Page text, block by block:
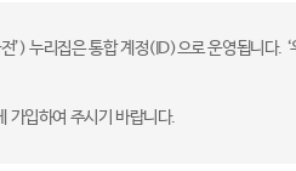
’) 누리집은 통합 계정(ID)으로 운영됩니다.
가입하여 주시기 바랍니다.